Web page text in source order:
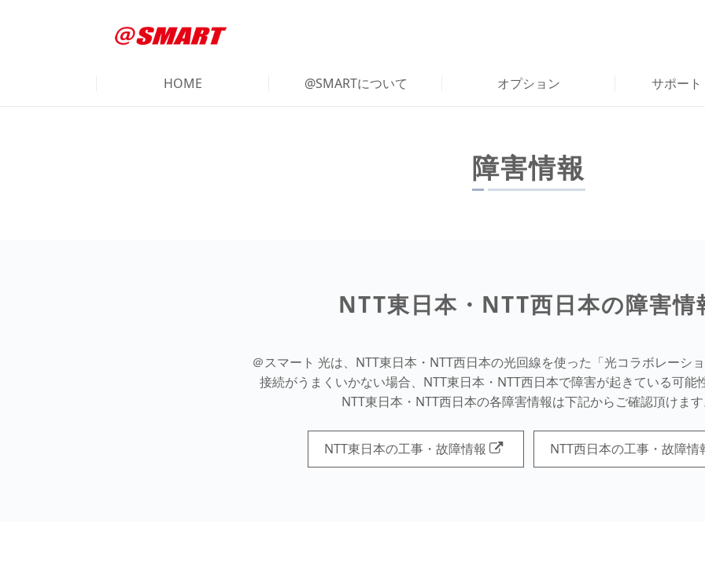
HOME @SMARTについて オプション サポー
障害情報
NTT東日本・NTT西日本の障害情
＠スマート 光は、NTT東日本・NTT西日本の光回線を使った「光コラボレーショ
接続がうまくいかない場合、NTT東日本・NTT西日本で障害が起きている可能
NTT東日本・NTT西日本の各障害情報は下記からご確認頂けます
NTT東日本の工事・故障情報 NTT西日本の工事・故障情